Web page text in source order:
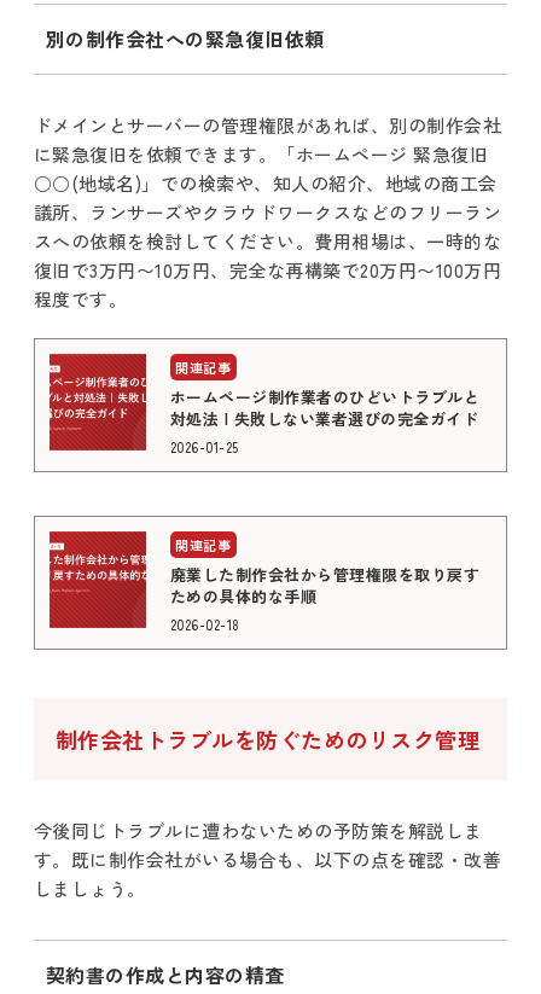
別の制作会社への緊急復旧依頼
ドメインとサーバーの管理権限があれば、別の制作会社
に緊急復旧を依頼できます。「ホームページ 緊急復旧
○○(地域名)」での検索や、知人の紹介、地域の商工会
議所、ランサーズやクラウドワークスなどのフリーラン
スへの依頼を検討してください。費用相場は、一時的な
復旧で3万円〜10万円、完全な再構築で20万円〜100万円
程度です。
ホームページ制作業者のひどいトラブルと
対処法 | 失敗しない業者選びの完全ガイド
2026-01-25
廃業した制作会社から管理権限を取り戻す
ための具体的な手順
2026-02-18
制作会社トラブルを防ぐためのリスク管理
今後同じトラブルに遭わないための予防策を解説しま
す。既に制作会社がいる場合も、以下の点を確認・改善
しましょう。
契約書の作成と内容の精査